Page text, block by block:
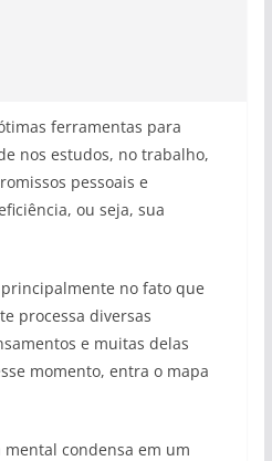
ferramentas para
nos estudos, no trabalho,
pessoais e
ou seja, sua
no fato que
processa diversas
e muitas delas
momento, entra o mapa
mental condensa em um